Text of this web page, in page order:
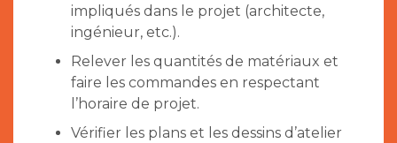
impliqués dans le projet (architecte,
ingénieur, etc.).
Relever les quantités de matériaux et
faire les commandes en respectant
l’horaire de projet.
Vérifier les plans et les dessins d’atelier